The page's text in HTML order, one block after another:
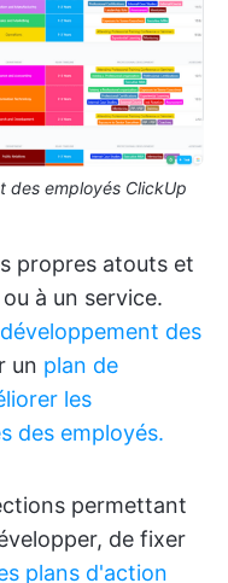
des employés ClickUp
propres atouts et
à un service.
des
un plan de
les
des employés.
permettant
de fixer
plans d'action